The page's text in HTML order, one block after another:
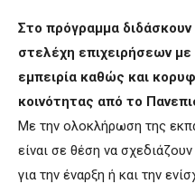
Στο πρόγραμμα διδάσκουν
στελέχη επιχειρήσεων
εμπειρία καθώς και
κοινότητας από το
Με την ολοκλήρωση της
είναι σε θέση να
για την έναρξη ή και την